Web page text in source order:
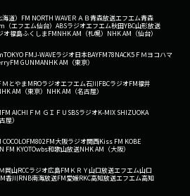
道） FM NORTH WAVEＲＡＢ青森放送エフエム青森
（エフエム仙台） ABSラジオエフエム秋田YBC山形放送
オ福島ふくしまFMNHK AM（札幌） NHK AM（仙台）
TOKYO FMJ-WAVEラジオ日本BAYFM78NACK5 ＦＭヨコハマ
FM GUNMANHK AM（東京）
ＭとやまMROラジオエフエム石川FBCラジオFM福井
AM（東京） NHK AM（名古屋）
FM AICHI ＦＭ ＧＩＦＵ SBSラジオK-MIX SHIZUOKA
屋）
COCOLOFM802FM大阪ラジオ関西Kiss FM KOBE
FM KYOTOwbs和歌山放送NHK AM（大阪）
岡山RCCラジオ広島FM ＫＲＹ山口放送エフエム山口
香川RNB南海放送FM愛媛RKC高知放送エフエム高知